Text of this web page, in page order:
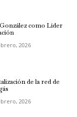
como Líder
2026
de la red de
2026